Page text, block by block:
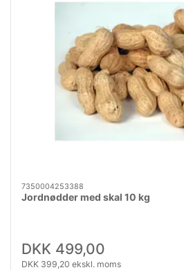
7350004253388
Jordnødder med skal 10 kg
DKK 499,00
DKK 399,20 ekskl. moms